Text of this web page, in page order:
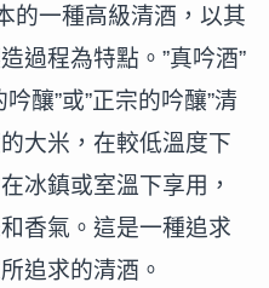
的一種高級清酒，以其
過程為特點。”真吟酒”
釀”或”正宗的吟釀”清
大米，在較低溫度下
冰鎮或室溫下享用，
香氣。這是一種追求
追求的清酒。